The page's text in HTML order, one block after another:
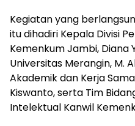
Kegiatan yang
itu dihadiri Kepala Divisi
Kemenkum Jambi, Diana
Universitas Merangin, M.
Akademik dan Kerja
Kiswanto, serta Tim
Intelektual Kanwil